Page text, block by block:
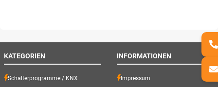
KATEGORIEN
Schalterprogramme / KNX
INFORMATIONEN
Impressum